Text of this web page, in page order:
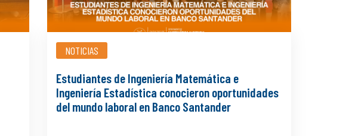
NOTICIAS
Estudiantes de Ingeniería Matemática e
Ingeniería Estadística conocieron oportunidades
del mundo laboral en Banco Santander